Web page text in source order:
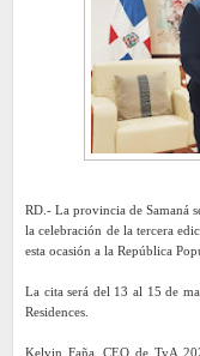
RD.- La provincia de Samaná
la celebración de la tercera
esta ocasión a la República
La cita será del 13 al 15 de
Residences.
Kelvin Faña, CEO de TyA